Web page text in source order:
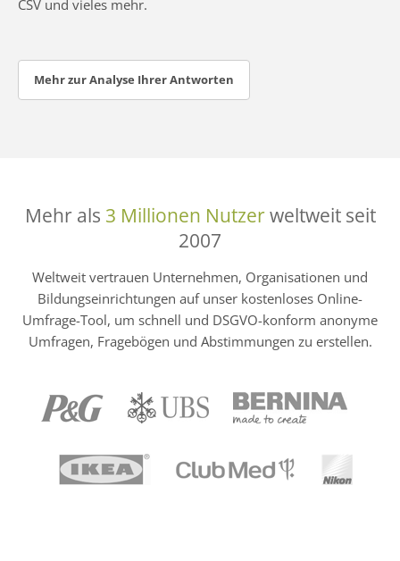
CSV und vieles mehr.
Mehr zur Analyse Ihrer Antworten
Mehr als 3 Millionen Nutzerweltweit seit
2007
Weltweit vertrauen Unternehmen, Organisationen und
Bildungseinrichtungen auf unser kostenloses Online-
Umfrage-Tool, um schnell und DSGVO-konform anonyme
Umfragen, Fragebögen und Abstimmungen zu erstellen.